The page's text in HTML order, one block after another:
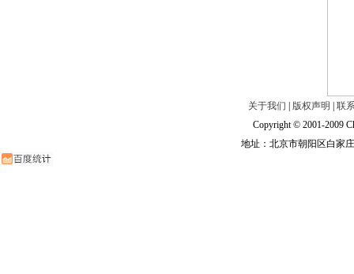
关于我们 版权声明
联
Copyright © 2001-2009
地址：北京市朝阳区白家